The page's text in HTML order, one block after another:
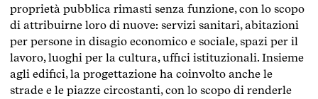
proprietà pubblica rimasti senza funzione, con lo scopo
di attribuirne loro di nuove: servizi sanitari, abitazioni
per persone in disagio economico e sociale, spazi per il
lavoro, luoghi per la cultura, uffici istituzionali. Insieme
agli edifici, la progettazione ha coinvolto anche le
strade e le piazze circostanti, con lo scopo di renderle